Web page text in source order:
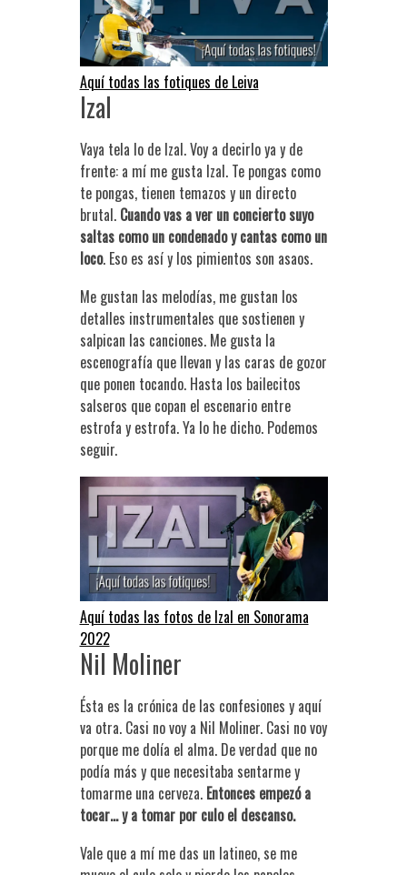
Aquí todas las fotiques de Leiva
Izal
Vaya tela lo de Izal. Voy a decirlo ya y de
frente: a mí me gusta Izal. Te pongas como
te pongas, tienen temazos y un directo
brutal. Cuando vas a ver un concierto suyo
saltas como un condenado y cantas como un
loco. Eso es así y los pimientos son asaos.
Me gustan las melodías, me gustan los
detalles instrumentales que sostienen y
salpican las canciones. Me gusta la
escenografía que llevan y las caras de gozor
que ponen tocando. Hasta los bailecitos
salseros que copan el escenario entre
estrofa y estrofa. Ya lo he dicho. Podemos
seguir.
Aquí todas las fotos de Izal en Sonorama
2022
Nil Moliner
Ésta es la crónica de las confesiones y aquí
va otra. Casi no voy a Nil Moliner. Casi no voy
porque me dolía el alma. De verdad que no
podía más y que necesitaba sentarme y
tomarme una cerveza. Entonces empezó a
tocar… y a tomar por culo el descanso.
Vale que a mí me das un latineo, se me